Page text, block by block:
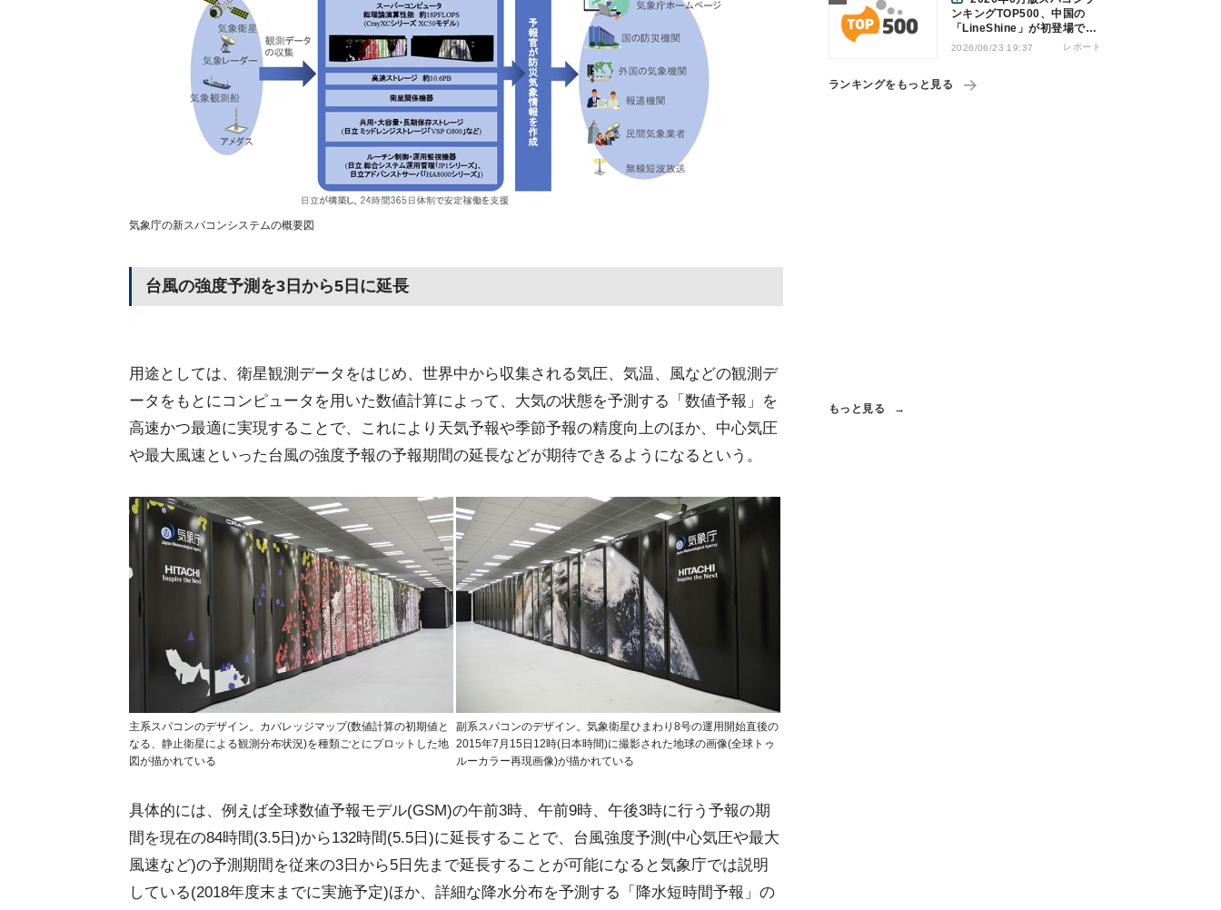
気象庁の新スパコンシステムの概要図
台風の強度予測を3日から5日に延長
用途としては、衛星観測データをはじめ、世界中から収集される気圧、気温、風などの観測デ
ータをもとにコンピュータを用いた数値計算によって、大気の状態を予測する「数値予報」を
高速かつ最適に実現することで、これにより天気予報や季節予報の精度向上のほか、中心気圧
や最大風速といった台風の強度予報の予報期間の延長などが期待できるようになるという。
主系スパコンのデザイン。カバレッジマップ(数値計算の初期値と
なる、静止衛星による観測分布状況)を種類ごとにプロットした地
図が描かれている
副系スパコンのデザイン。気象衛星ひまわり8号の運用開始直後の
2015年7月15日12時(日本時間)に撮影された地球の画像(全球トゥ
ルーカラー再現画像)が描かれている
具体的には、例えば全球数値予報モデル(GSM)の午前3時、午前9時、午後3時に行う予報の期
間を現在の84時間(3.5日)から132時間(5.5日)に延長することで、台風強度予測(中心気圧や最大
風速など)の予測期間を従来の3日から5日先まで延長することが可能になると気象庁では説明
している(2018年度末までに実施予定)ほか、詳細な降水分布を予測する「降水短時間予報」の
ンキングTOP500、中国の
「LineShine」が初登場で1
位を獲得
2026/06/23 19:37 レポート
ランキングをもっと見る
もっと見る